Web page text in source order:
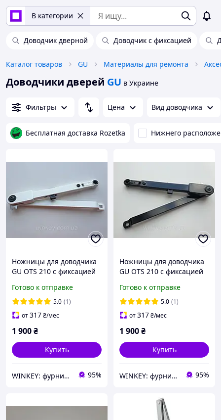
В категории
Доводчик дверной Доводчик с фиксацией
Каталог товаров GU Материалы для ремонта
Доводчики дверей GU в Украине
Фильтры Цена Вид доводчика
Бесплатная доставка Rozetka Нижнего
Ножницы для доводчика
GU OTS 210 с фиксацией
Готово к отправке
5.0 (1)
от317₴/мес
1 900₴
Купить
WINKEY: фурнитура для окон и дверей 95%
Ножницы для доводчика
GU OTS 210 с фиксацией
Готово к отправке
5.0 (1)
от317₴/мес
1 900₴
Купить
WINKEY: фурнитура для окон и дверей 95%